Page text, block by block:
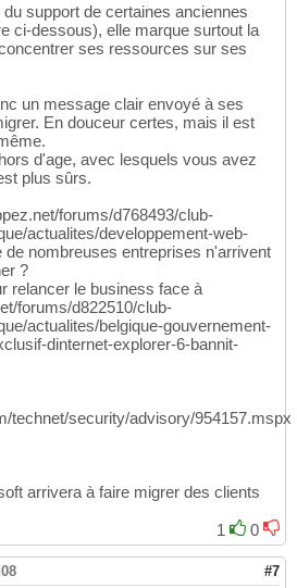
support de certaines anciennes
ci-dessous), elle marque surtout la
ses ressources sur ses
un message clair envoyé à ses
En douceur certes, mais il est
d'age, avec lesquels vous avez
plus sûrs.
forums/d768493/club-
actualites/developpement-web-
de nombreuses entreprises n'arrivent
?
relancer le business face à
forums/d822510/club-
actualites/belgique-gouvernement-
dinternet-explorer-6-bannit-
technet/security/advisory/954157.mspx
arrivera à faire migrer des clients
1
0
#7